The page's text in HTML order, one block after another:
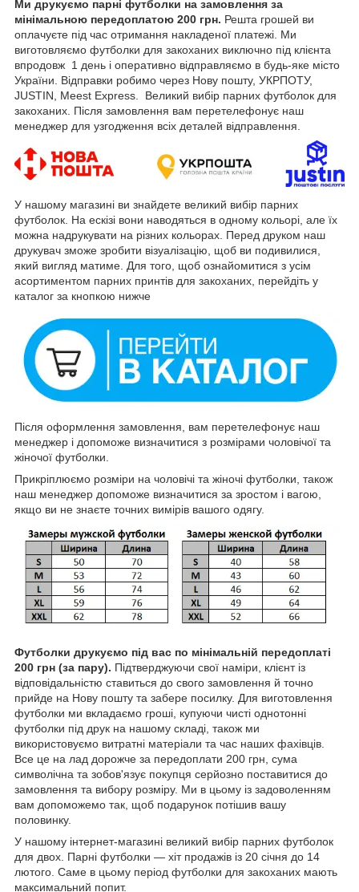
Ми друкуємо парні футболки на замовлення за
мінімальною передоплатою 200 грн. Решта грошей ви
оплачуєте під час отримання накладеної платежі. Ми
виготовляємо футболки для закоханих виключно під клієнта
впродовж 1 день і оперативно відправляємо в будь-яке місто
України. Відправки робимо через Нову пошту, УКРПОТУ,
JUSTIN, Meest Express. Великий вибір парних футболок для
закоханих. Після замовлення вам перетелефонує наш
менеджер для узгодження всіх деталей відправлення.
У нашому магазині ви знайдете великий вибір парних
футболок. На ескізі вони наводяться в одному кольорі, але їх
можна надрукувати на різних кольорах. Перед друком наш
друкувач зможе зробити візуалізацію, щоб ви подивилися,
який вигляд матиме. Для того, щоб ознайомитися з усім
асортиментом парних принтів для закоханих, перейдіть у
каталог за кнопкою нижче
Після оформлення замовлення, вам перетелефонує наш
менеджер і допоможе визначитися з розмірами чоловічої та
жіночої футболки.
Прикріплюємо розміри на чоловічі та жіночі футболки, також
наш менеджер допоможе визначитися за зростом і вагою,
якщо ви не знаєте точних вимірів вашого одягу.
Футболки друкуємо під вас по мінімальній передоплаті
200 грн (за пару). Підтверджуючи свої наміри, клієнт із
відповідальністю ставиться до свого замовлення й точно
прийде на Нову пошту та забере посилку. Для виготовлення
футболки ми вкладаємо гроші, купуючи чисті однотонні
футболки під друк на нашому складі, також ми
використовуємо витратні матеріали та час наших фахівців.
Все це на лад дорожче за передоплати 200 грн, сума
символічна та зобов'язує покупця серйозно поставитися до
замовлення та вибору розміру. Ми в цьому із задоволенням
вам допоможемо так, щоб подарунок потішив вашу
половинку.
У нашому інтернет-магазині великий вибір парних футболок
для двох. Парні футболки — хіт продажів із 20 січня до 14
лютого. Саме в цьому період футболки для закоханих мають
максимальний попит.